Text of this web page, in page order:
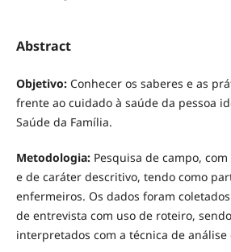
Abstract
Objetivo:Conhecer os saberes e as
frente ao cuidado à saúde da pessoa
Saúde da Família.
Metodologia:Pesquisa de campo,
e de caráter descritivo, tendo como
enfermeiros. Os dados foram
de entrevista com uso de roteiro,
interpretados com a técnica de análise